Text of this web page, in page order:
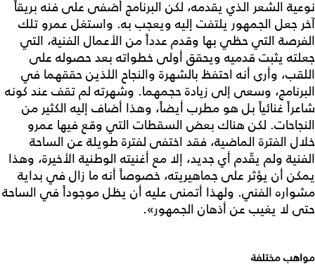
نوعية الشعر الذي يقدمه، لكن البرنامج أضفى على فنه بريقاً
آخر جعل الجمهور يلتفت إليه ويعجب به. واستغل عمرو تلك
الفرصة التي حظي بها وقدم عدداً من الأعمال الفنية، التي
جعلته يثبت قدميه ويحقق أولى خطواته بعد حصوله على
اللقب، وأرى أنه احتفظ بالشهرة والنجاح اللذين حققهما في
البرنامج، وسعى إلى زيادة حجمهما. وشهرته لم تقف عند كونه
شاعراً غنائياً بل هو مطرب أيضاً، وهذا أضاف إليه الكثير من
النجاحات. لكن هناك بعض السقطات التي وقع فيها عمرو
خلال الفترة الماضية، فقد اختفى لفترة طويلة عن الساحة
الفنية ولم يقّدم أي جديد، إلا مع أغنيته الوطنية الأخيرة، وهذا
يمكن أن يؤثر على جماهيريته، خصوصاً أنه ما زال في بداية
مشواره الفني. ولهذا أتمنى عليه أن يظل موجوداً في الساحة
حتى لا يغيب عن أذهان الجمهور».
مواهب مختلفة